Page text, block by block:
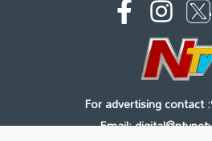
For advertising contact
Email: